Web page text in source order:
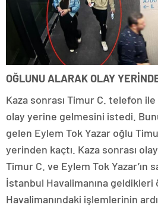
OĞLUNU ALARAK OLAY
Kaza sonrası Timur C. telefon
olay yerine gelmesini istedi.
gelen Eylem Tok Yazar oğlu
yerinden kaçtı. Kaza sonrası
Timur C. ve Eylem Tok Yazar’ın
İstanbul Havalimanına geldikleri
Havalimanındaki işlemlerinin